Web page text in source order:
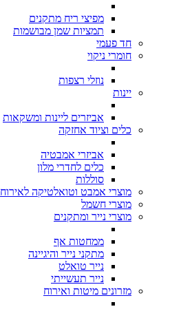
מפיצי ריח מתקנים
תמציות שמן מבושמות
חד פעמי
חומרי ניקוי
נוזלי רצפות
יינות
אביזרים ליינות ומשקאות
כלים וציוד אחזקה
אביזרי אמבטיה
כלים לחדרי מלון
סוללות
מוצרי אמבט וטואלטיקה לאירוח
מוצרי חשמל
מוצרי נייר ומתקנים
ממחטות אף
מתקני נייר והיגיינה
נייר טואלט
נייר תעשייתי
מזרונים מיטות ואירוח